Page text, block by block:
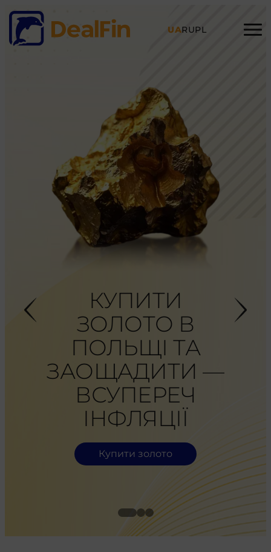
UARUPL
КУПИТИ
ЗОЛОТО В
ПОЛЬЩІ ТА
ЗАОЩАДИТИ —
ВСУПЕРЕЧ
ІНФЛЯЦІЇ
Купити золото